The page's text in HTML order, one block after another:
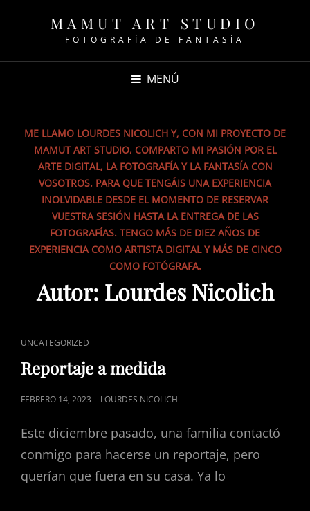
MAMUT ART STUDIO
FOTOGRAFÍA DE FANTASÍA
MENÚ
ME LLAMO LOURDES NICOLICH Y, CON MI PROYECTO DE
MAMUT ART STUDIO, COMPARTO MI PASIÓN POR EL
ARTE DIGITAL, LA FOTOGRAFÍA Y LA FANTASÍA CON
VOSOTROS. PARA QUE TENGÁIS UNA EXPERIENCIA
INOLVIDABLE DESDE EL MOMENTO DE RESERVAR
VUESTRA SESIÓN HASTA LA ENTREGA DE LAS
FOTOGRAFÍAS. TENGO MÁS DE DIEZ AÑOS DE
EXPERIENCIA COMO ARTISTA DIGITAL Y MÁS DE CINCO
COMO FOTÓGRAFA.
Autor: Lourdes Nicolich
ENLACES
DE
CATEGORÍAS
UNCATEGORIZED
Reportaje a medida
PUBLICADO
FEBRERO 14, 2023 LOURDES NICOLICH
Este diciembre pasado, una familia contactó
conmigo para hacerse un reportaje, pero
querían que fuera en su casa. Ya lo